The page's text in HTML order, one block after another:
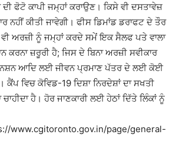
ਫੋਟੋ ਕਾਪੀ ਜਮ੍ਹਾਂ ਕਰਾਉਣ। ਕਿਸੇ ਵੀ ਦਸਤਾਵੇਜ਼
ਨਹੀਂ ਕੀਤੀ ਜਾਵੇਗੀ। ਫੀਸ ਡਿਮਾਂਡ ਡਰਾਫਟ ਦੇ ਤੌਰ
ਵੀ ਅਰਜ਼ੀ ਨੂੰ ਜਮ੍ਹਾਂ ਕਰਦੇ ਸਮੇਂ ਇਕ ਸੈਲਫ ਪਤੇ ਵਾਲਾ
ਕਰਨਾ ਜ਼ਰੂਰੀ ਹੈ; ਜਿਸ ਦੇ ਬਿਨਾ ਅਰਜ਼ੀ ਸਵੀਕਾਰ
ਪੈਨਸ਼ਨ ਆਦਿ ਲਈ ਜੀਵਨ ਪ੍ਰਮਾਣ ਪੱਤਰ ਦੇ ਲਈ ਕੋਈ
ਕੈਂਪ ਵਿਚ ਕੋਵਿਡ-19 ਦਿਸ਼ਾ ਨਿਰਦੇਸ਼ਾਂ ਦਾ ਸਖਤੀ
ਚਾਹੀਦਾ ਹੈ। ਹੋਰ ਜਾਣਕਾਰੀ ਲਈ ਹੇਠਾਂ ਦਿੱਤੇ ਲਿੰਕਾਂ ਨੂੰ
www.cgitoronto.gov.in/page/general-